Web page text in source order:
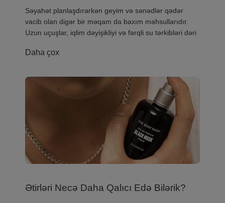
​Səyahət planlaşdırarkən geyim və sənədlər qədər
vacib olan digər bir məqam da baxım məhsullarıdır.
Uzun uçuşlar, iqlim dəyişikliyi və fərqli su tərkibləri dəri
Daha çox
Ətirləri Necə Daha Qalıcı Edə Bilərik?